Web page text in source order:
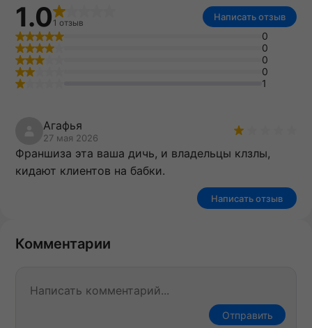
1.0 1 отзыв
Написать отзыв
0
0
0
0
1
Агафья
27 мая 2026
Франшиза эта ваша дичь, и владельцы клзлы,
кидают клиентов на бабки.
Написать отзыв
Комментарии
Отправить